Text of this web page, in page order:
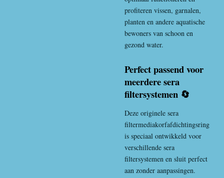
profiteren vissen, garnalen,
planten en andere aquatische
bewoners van schoon en
gezond water.
Perfect passend voor
meerdere sera
filtersystemen 🔄
Deze originele sera
filtermediakorfafdichtingsring
is speciaal ontwikkeld voor
verschillende sera
filtersystemen en sluit perfect
aan zonder aanpassingen.